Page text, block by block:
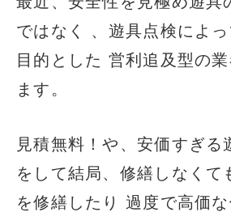
ではなく 、遊具点検によ
目的とした 営利追及型の
ます。
見積無料！や、安価すぎる
をして結局、修繕しなくて
を修繕したり 過度で高価